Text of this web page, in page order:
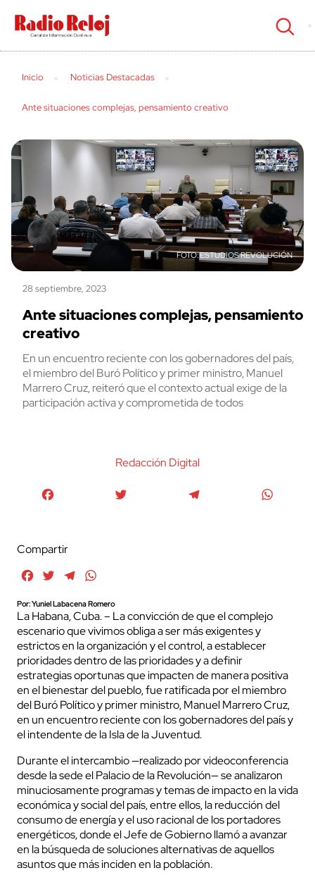
cerrar
Inicio Noticias Destacadas
Ante situaciones complejas, pensamiento creativo
ESTUDIOS REVOLUCIÓN
28 septiembre, 2023
Ante situaciones complejas, pensamiento
creativo
En un encuentro reciente con los gobernadores del país,
el miembro del Buró Político y primer ministro, Manuel
Marrero Cruz, reiteró que el contexto actual exige de la
participación activa y comprometida de todos
Redacción Digital
Compartir
FacebookTwitterTelegram
Por: Yuniel Labacena Romero
La Habana, Cuba. – La convicción de que el complejo
escenario que vivimos obliga a ser más exigentes y
estrictos en la organización y el control, a establecer
prioridades dentro de las prioridades y a definir
estrategias oportunas que impacten de manera positiva
en el bienestar del pueblo, fue ratificada por el miembro
del Buró Político y primer ministro, Manuel Marrero Cruz,
en un encuentro reciente con los gobernadores del país y
el intendente de la Isla de la Juventud.
Durante el intercambio —realizado por videoconferencia
desde la sede el Palacio de la Revolución— se analizaron
minuciosamente programas y temas de impacto en la vida
económica y social del país, entre ellos, la reducción del
consumo de energía y el uso racional de los portadores
energéticos, donde el Jefe de Gobierno llamó a avanzar
en la búsqueda de soluciones alternativas de aquellos
asuntos que más inciden en la población.